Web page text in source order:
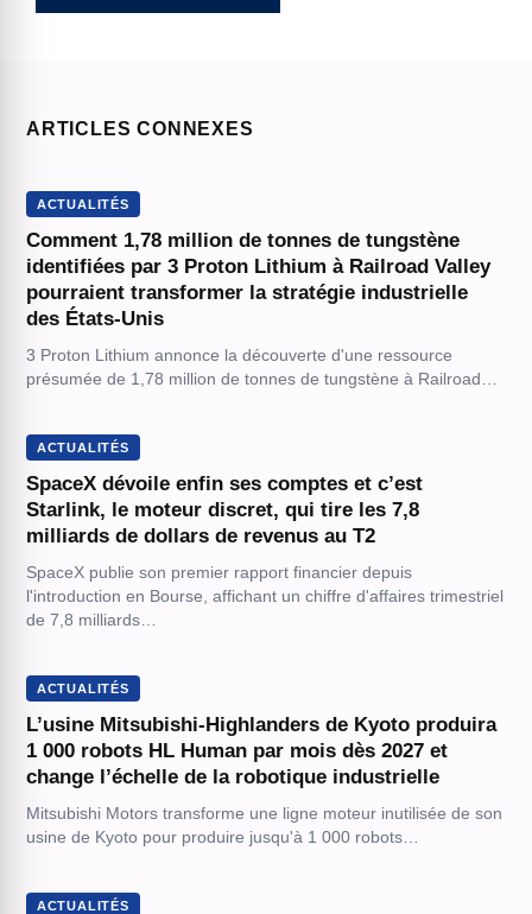
ARTICLES CONNEXES
ACTUALITÉS
Comment 1,78 million de tonnes de tungstène
identifiées par 3 Proton Lithium à Railroad Valley
pourraient transformer la stratégie industrielle
des États-Unis
3 Proton Lithium annonce la découverte d'une ressource
présumée de 1,78 million de tonnes de tungstène à Railroad…
ACTUALITÉS
SpaceX dévoile enfin ses comptes et c’est
Starlink, le moteur discret, qui tire les 7,8
milliards de dollars de revenus au T2
SpaceX publie son premier rapport financier depuis
l'introduction en Bourse, affichant un chiffre d'affaires trimestriel
de 7,8 milliards…
ACTUALITÉS
L’usine Mitsubishi-Highlanders de Kyoto produira
1 000 robots HL Human par mois dès 2027 et
change l’échelle de la robotique industrielle
Mitsubishi Motors transforme une ligne moteur inutilisée de son
usine de Kyoto pour produire jusqu'à 1 000 robots…
ACTUALITÉS